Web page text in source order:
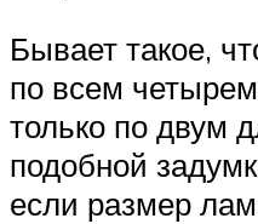
Бывает такое,
по всем
только по двум
подобной
если размер